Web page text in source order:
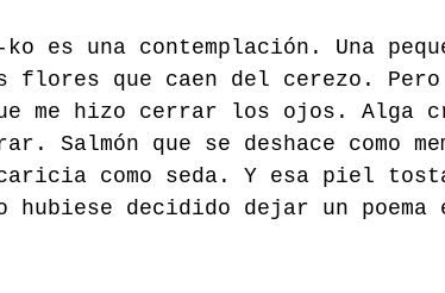
es una contemplación. Una
flores que caen del cerezo.
me hizo cerrar los ojos. Alga
Salmón que se deshace como
como seda. Y esa piel
hubiese decidido dejar un